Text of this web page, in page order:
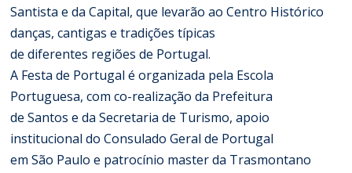
Santista e da Capital, que levarão ao Centro Histórico
danças, cantigas e tradições típicas
de diferentes regiões de Portugal.
A Festa de Portugal é organizada pela Escola
Portuguesa, com co-realização da Prefeitura
de Santos e da Secretaria de Turismo, apoio
institucional do Consulado Geral de Portugal
em São Paulo e patrocínio master da Trasmontano